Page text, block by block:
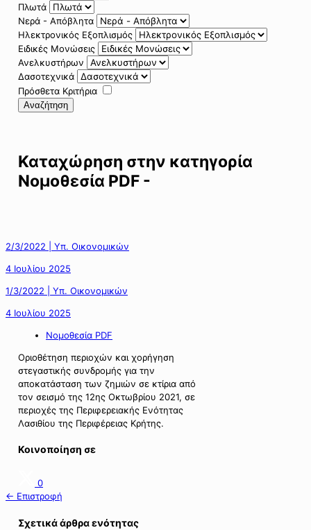
Πλωτά
Νερά - Απόβλητα
Ηλεκτρονικός Εξοπλισμός
Ειδικές Μονώσεις
Ανελκυστήρων
Δασοτεχνικά
Πρόσθετα Κριτήρια
Αναζήτηση
Καταχώρηση στην κατηγορία
Νομοθεσία PDF -
2/3/2022 | Υπ. Οικονομικών
4 Ιουλίου 2025
1/3/2022 | Υπ. Οικονομικών
4 Ιουλίου 2025
Νομοθεσία PDF
Οριοθέτηση περιοχών και χορήγηση
στεγαστικής συνδρομής για την
αποκατάσταση των ζημιών σε κτίρια από
τον σεισμό της 12ης Οκτωβρίου 2021, σε
περιοχές της Περιφερειακής Ενότητας
Λασιθίου της Περιφέρειας Κρήτης.
Κοινοποίηση σε
0
← Επιστροφή
Σχετικά άρθρα ενότητας